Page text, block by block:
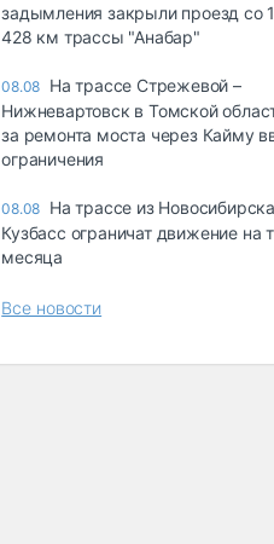
задымления закрыли проезд со
428 км трассы "Анабар"
08.08 На трассе Стрежевой –
Нижневартовск в Томской
за ремонта моста через Кайму
ограничения
08.08 На трассе из
Кузбасс ограничат движение на
месяца
Все новости